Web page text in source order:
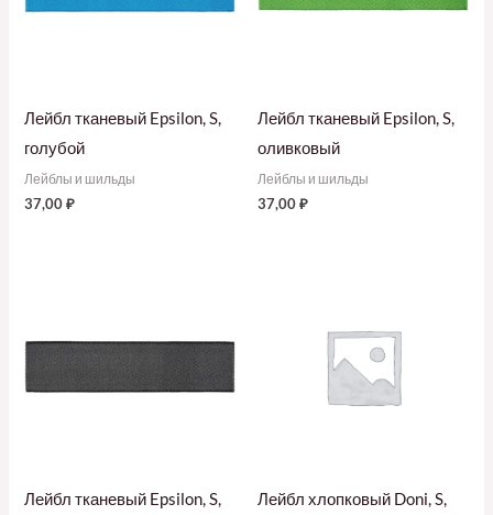
Лейбл тканевый Epsilon, S,
голубой
Лейблы и шильды
37,00₽
Лейбл тканевый Epsilon, S,
оливковый
Лейблы и шильды
37,00₽
Лейбл тканевый Epsilon, S,
Лейбл хлопковый Doni, S,